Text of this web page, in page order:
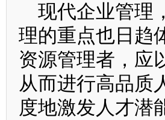
现代企业管理
理的重点也日趋
资源管理者，应
从而进行高品质
度地激发人才潜